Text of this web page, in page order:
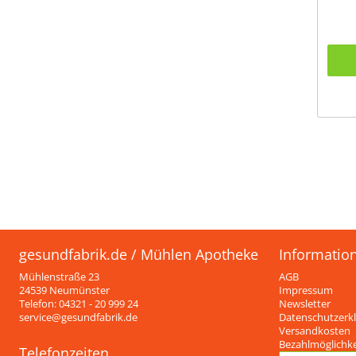
gesundfabrik.de / Mühlen Apotheke
Mühlenstraße 23
24539 Neumünster
Telefon: 04321 - 20 999 24
service@gesundfabrik.de
AGB
Impressum
Newsletter
Versandkosten